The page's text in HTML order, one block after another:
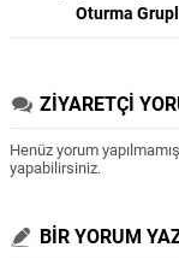
Oturma
ZİYARETÇİ
Henüz yorum
yapabilirsiniz.
BİR YORUM